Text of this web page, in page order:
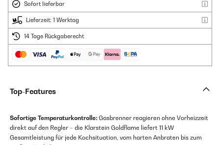
Sofort lieferbar
Lieferzeit: 1 Werktag
14 Tage Rückgaberecht
Top-Features
Sofortige Temperaturkontrolle: Gasbrenner reagieren ohne Vorheizzeit
direkt auf den Regler – die Klarstein Goldflame liefert 11 kW
Gesamtleistung für jede Kochsituation, vom harten Anbraten bis zum